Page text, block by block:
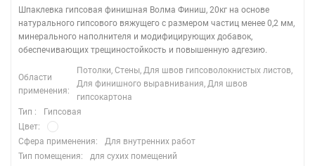
Шпаклевка гипсовая финишная Волма Финиш, 20кг на основе
натурального гипсового вяжущего с размером частиц менее 0,2 мм,
минерального наполнителя и модифицирующих добавок,
обеспечивающих трещиностойкость и повышенную адгезию.
Области
применения:
Потолки, Стены, Для швов гипсоволокнистых листов,
Для финишного выравнивания, Для швов
гипсокартона
Тип :
Гипсовая
Цвет:
Сфера применения:
Для внутренних работ
Тип помещения:
для сухих помещений